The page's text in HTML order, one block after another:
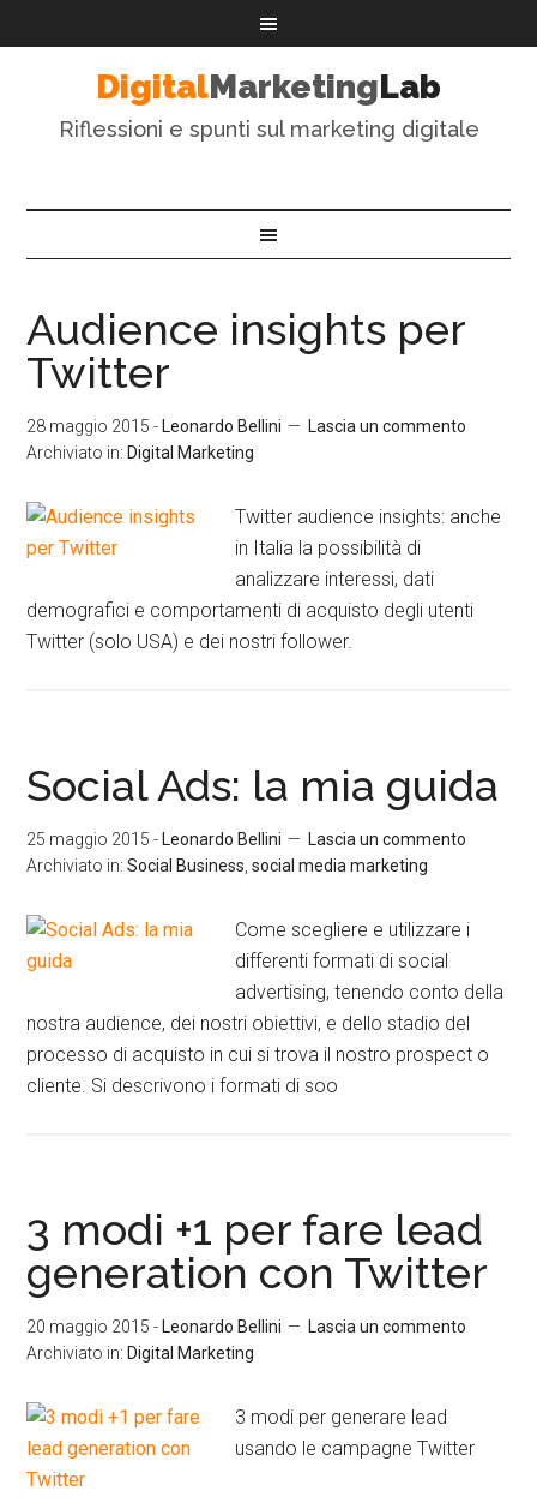
DigitalMarketingLab
Riflessioni e spunti sul marketing digitale
Audience insights per
Twitter
28 maggio 2015 - Leonardo Bellini
Lascia un commento
Archiviato in: Digital Marketing
Twitter audience insights: anche
in Italia la possibilità di
analizzare interessi, dati
demografici e comportamenti di acquisto degli utenti
Twitter (solo USA) e dei nostri follower.
Social Ads: la mia guida
25 maggio 2015 - Leonardo Bellini
Lascia un commento
Archiviato in:Social Business ,social media marketing
Come scegliere e utilizzare i
differenti formati di social
advertising, tenendo conto della
nostra audience, dei nostri obiettivi, e dello stadio del
processo di acquisto in cui si trova il nostro prospect o
cliente. Si descrivono i formati di soo
3 modi +1 per fare lead
generation con Twitter
20 maggio 2015 - Leonardo Bellini
Lascia un commento
Archiviato in: Digital Marketing
3 modi per generare lead
usando le campagne Twitter